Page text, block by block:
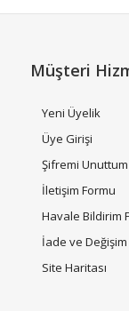
Müşteri
Yeni Üyelik
Üye Girişi
Şifremi Unuttum
İletişim Formu
Havale Bildirim
İade ve
Site Haritası